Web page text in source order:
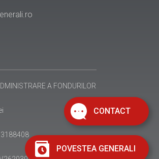
A FONDURILOR
CONTACT
POVESTEA GENERALI